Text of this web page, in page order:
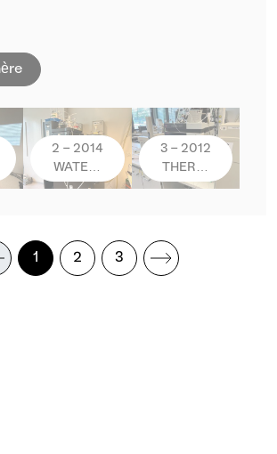
2 - 2014
WATE…
3 - 2012
THER…
1 2 3